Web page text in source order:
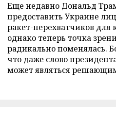
Еще недавно Дональд
предоставить Украине
ракет-перехватчиков
однако теперь точка
радикально поменялась.
что даже слово
может являться